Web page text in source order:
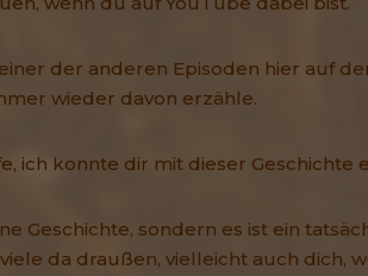
der anderen Episoden hier auf
wieder davon erzähle.
ich konnte dir mit dieser Geschichte
Geschichte, sondern es ist ein
da draußen, vielleicht auch dich,